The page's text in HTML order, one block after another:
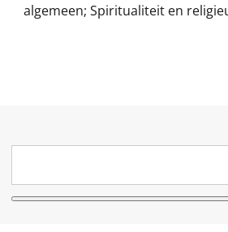
algemeen; Spiritualiteit en